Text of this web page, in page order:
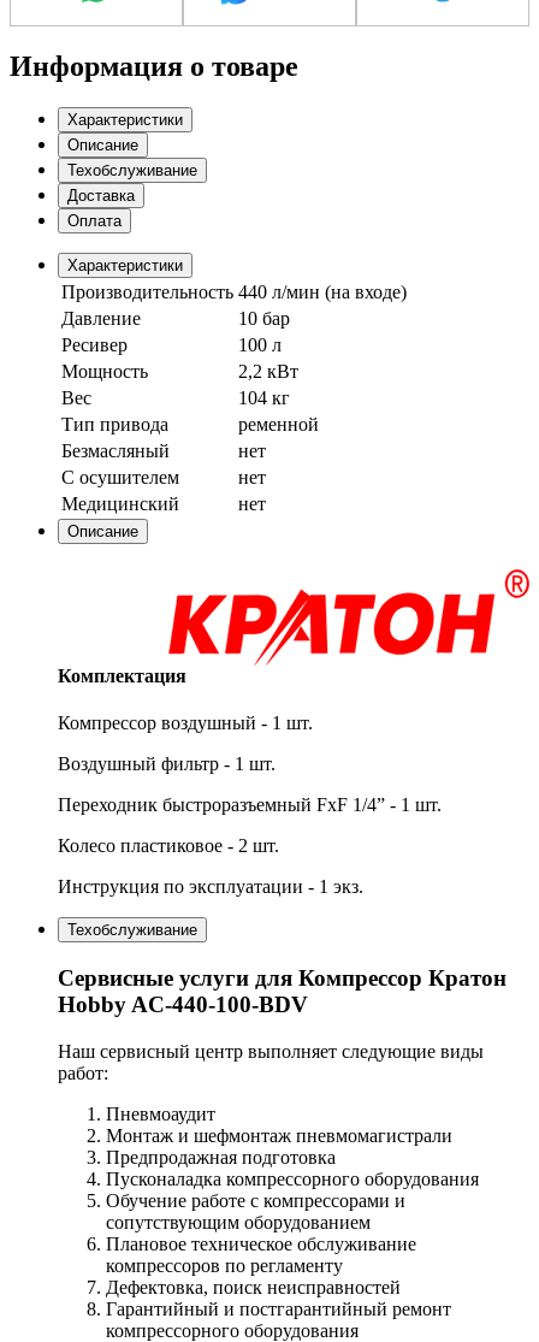
Информация о товаре
Характеристики
Описание
Техобслуживание
Доставка
Оплата
Характеристики
Производительность 440 л/мин (на входе)
Давление
10 бар
Ресивер
100 л
Мощность
2,2 кВт
Вес
104 кг
Тип привода
ременной
Безмасляный
нет
С осушителем
нет
Медицинский
нет
Описание
Комплектация
Компрессор воздушный - 1 шт.
Воздушный фильтр - 1 шт.
Переходник быстроразъемный FxF 1/4” - 1 шт.
Колесо пластиковое - 2 шт.
Инструкция по эксплуатации - 1 экз.
Техобслуживание
Сервисные услуги для Компрессор Кратон
Hobby AC-440-100-BDV
Наш сервисный центр выполняет следующие виды
работ:
Пневмоаудит
Монтаж и шефмонтаж пневмомагистрали
Предпродажная подготовка
Пусконаладка компрессорного оборудования
Обучение работе с компрессорами и
сопутствующим оборудованием
Плановое техническое обслуживание
компрессоров по регламенту
Дефектовка, поиск неисправностей
Гарантийный и постгарантийный ремонт
компрессорного оборудования